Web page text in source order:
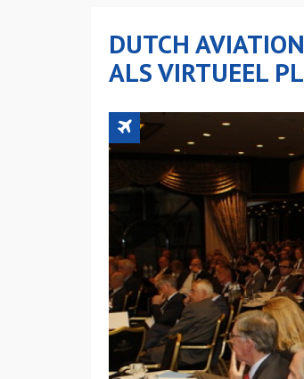
DUTCH
ALS VIRTUEEL